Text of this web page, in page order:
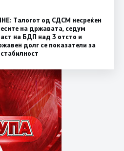
Талогот од СДСМ несреќен
на државата, седум
на БДП над 3 отсто и
долг се показатели за